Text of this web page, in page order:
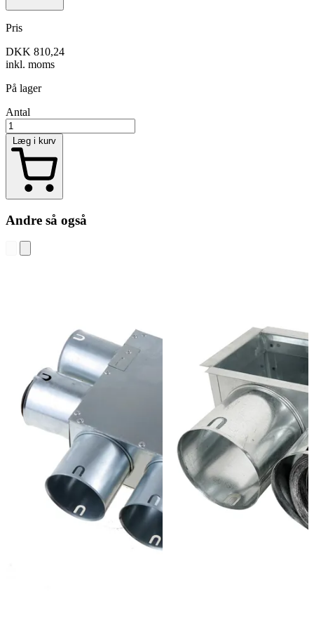
Pris
DKK 810,24
inkl. moms
På lager
Antal
Læg i kurv
Andre så også